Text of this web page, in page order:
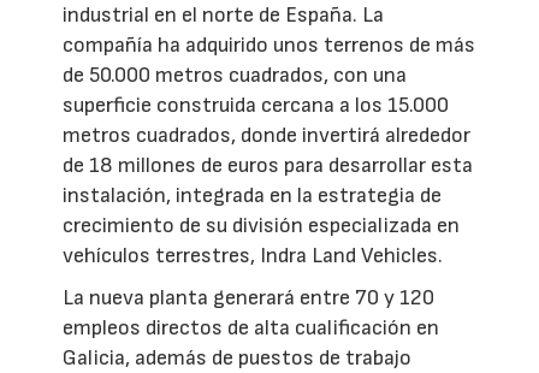
industrial en el norte de España. La
compañía ha adquirido unos terrenos de más
de 50.000 metros cuadrados, con una
superficie construida cercana a los 15.000
metros cuadrados, donde invertirá alrededor
de 18 millones de euros para desarrollar esta
instalación, integrada en la estrategia de
crecimiento de su división especializada en
vehículos terrestres, Indra Land Vehicles.
La nueva planta generará entre 70 y 120
empleos directos de alta cualificación en
Galicia, además de puestos de trabajo